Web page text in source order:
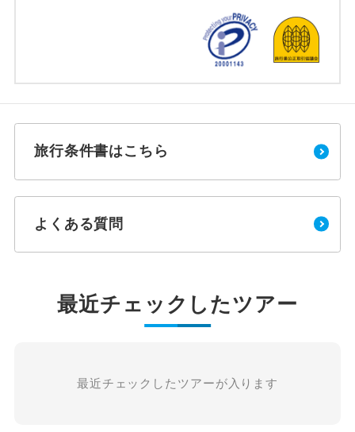
旅行条件書はこちら
よくある質問
最近チェックしたツアー
最近チェックしたツアーが入ります